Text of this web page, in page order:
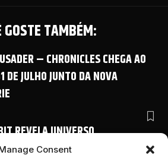
Consent
TAMBÉM:
– CHRONICLES CHEGA AO
JULHO JUNTO DA NOVA
REVELA UNIVERSO
NOVO ANIME E DETALHES